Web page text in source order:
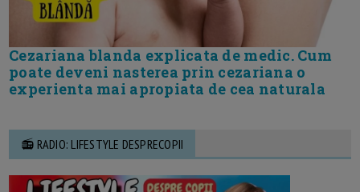
Cezariana blanda explicata de medic. Cum
poate deveni nasterea prin cezariana o
experienta mai apropiata de cea naturala
📻 RADIO: LIFESTYLE DESPRECOPII